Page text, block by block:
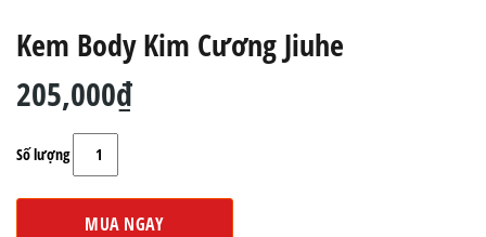
Kem Body Kim Cương Jiuhe
205,000₫
Số lượng
MUA NGAY